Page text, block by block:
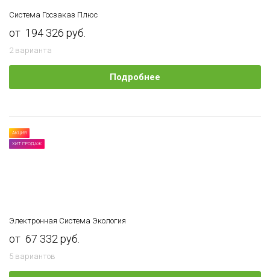
Система Госзаказ Плюс
от 194 326 руб.
2 варианта
Подробнее
АКЦИЯ
ХИТ ПРОДАЖ
Электронная Cистема Экология
от 67 332 руб.
5 вариантов